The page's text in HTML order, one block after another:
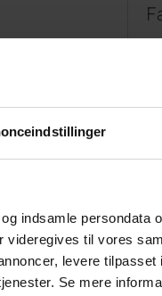
indsamle persondata
til vores
levere tilpasset
Se mere
til